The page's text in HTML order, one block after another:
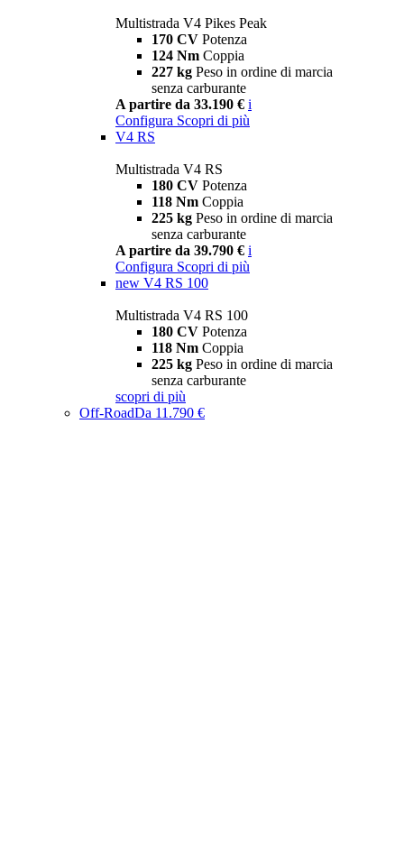
Multistrada V4 Pikes Peak
170 CV Potenza
124 Nm Coppia
227 kg Peso in ordine di marcia
senza carburante
A partire da 33.190 € i
Configura Scopri di più
V4 RS
Multistrada V4 RS
180 CV Potenza
118 Nm Coppia
225 kg Peso in ordine di marcia
senza carburante
A partire da 39.790 € i
Configura Scopri di più
new V4 RS 100
Multistrada V4 RS 100
180 CV Potenza
118 Nm Coppia
225 kg Peso in ordine di marcia
senza carburante
scopri di più
Off-RoadDa 11.790 €